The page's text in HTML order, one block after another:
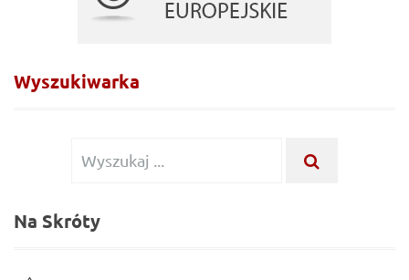
Wyszukiwarka
Wyszukiwanie
Na Skróty